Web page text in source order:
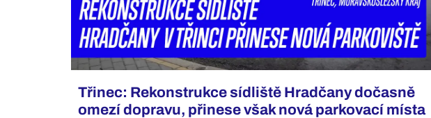
Třinec: Rekonstrukce sídliště Hradčany dočasně
omezí dopravu, přinese však nová parkovací místa